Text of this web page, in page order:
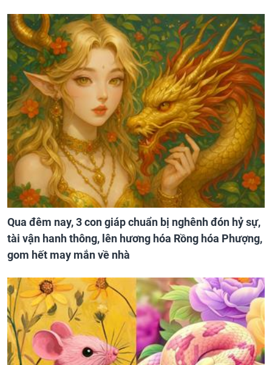
Qua đêm nay, 3 con giáp chuẩn bị nghênh đón hỷ sự,
tài vận hanh thông, lên hương hóa Rồng hóa Phượng,
gom hết may mắn về nhà